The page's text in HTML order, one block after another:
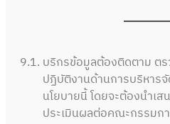
9.1. บริกรข้อมูลต้องติดตาม ต
ปฏิบัติงานด้านการบริหาร
นโยบายนี้ โดยจะต้องนำเ
ประเมินผลต่อคณะกรรมก